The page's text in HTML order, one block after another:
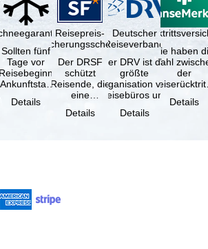
Sollten fünf
Tage vor
Details
Reisepreis-
Sicherungsschein
Der DRSF
schützt
Reisende, die
eine
oder
Details
Deutscher
Reiseverband
Der DRV ist die
größte
Organisation von
Reisebüros und
Reiseveranstaltern
in …
Details
Sie haben
Wahl
der
(inklusive
Details